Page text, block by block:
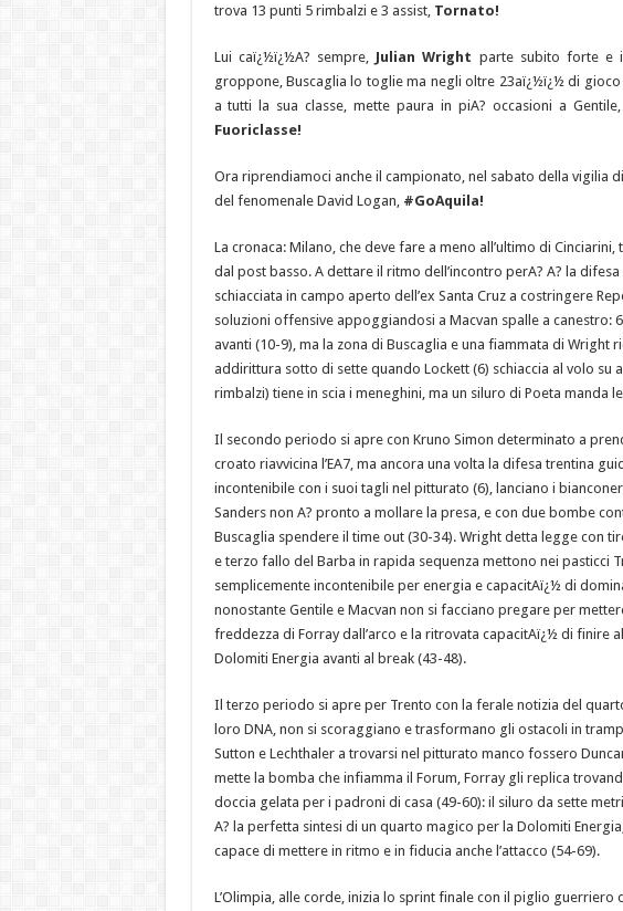
trova 13 punti 5 rimbalzi e 3 assist, Tornato!
Lui caï¿½ï¿½A? sempre, Julian Wright parte subito forte e
groppone, Buscaglia lo toglie ma negli oltre 23aï¿½ï¿½ di
a tutti la sua classe, mette paura in piA? occasioni a
Fuoriclasse!
Ora riprendiamoci anche il campionato, nel sabato della vigilia
del fenomenale David Logan, #GoAquila!
La cronaca: Milano, che deve fare a meno all’ultimo di
dal post basso. A dettare il ritmo dell’incontro perA? A? la
schiacciata in campo aperto dell’ex Santa Cruz a costringere
soluzioni offensive appoggiandosi a Macvan spalle a canestro:
avanti (10-9), ma la zona di Buscaglia e una fiammata di Wright
addirittura sotto di sette quando Lockett (6) schiaccia al volo su
rimbalzi) tiene in scia i meneghini, ma un siluro di Poeta manda
Il secondo periodo si apre con Kruno Simon determinato a
croato riavvicina l’EA7, ma ancora una volta la difesa trentina
incontenibile con i suoi tagli nel pitturato (6), lanciano i
Sanders non A? pronto a mollare la presa, e con due bombe
Buscaglia spendere il time out (30-34). Wright detta legge con
e terzo fallo del Barba in rapida sequenza mettono nei pasticci
semplicemente incontenibile per energia e capacitAï¿½ di
nonostante Gentile e Macvan non si facciano pregare per
freddezza di Forray dall’arco e la ritrovata capacitAï¿½ di finire
Dolomiti Energia avanti al break (43-48).
Il terzo periodo si apre per Trento con la ferale notizia del
loro DNA, non si scoraggiano e trasformano gli ostacoli in
Sutton e Lechthaler a trovarsi nel pitturato manco fossero
mette la bomba che infiamma il Forum, Forray gli replica
doccia gelata per i padroni di casa (49-60): il siluro da sette
A? la perfetta sintesi di un quarto magico per la Dolomiti
capace di mettere in ritmo e in fiducia anche l’attacco (54-69).
L’Olimpia, alle corde, inizia lo sprint finale con il piglio guerriero